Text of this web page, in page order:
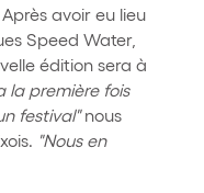
avoir eu lieu
Speed Water,
édition sera à
la première fois
festival"nous
"Nous en